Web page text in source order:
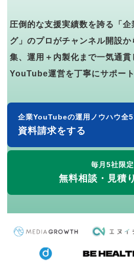
圧倒的な支援実績数を誇る「
グ」のプロがチャンネル開設
集、運用＋内製化まで一気通貫
YouTube運営を丁寧にサポート
企業YouTubeの運用ノウハウ全
資料請求をする
毎月5社限定
無料相談・見積